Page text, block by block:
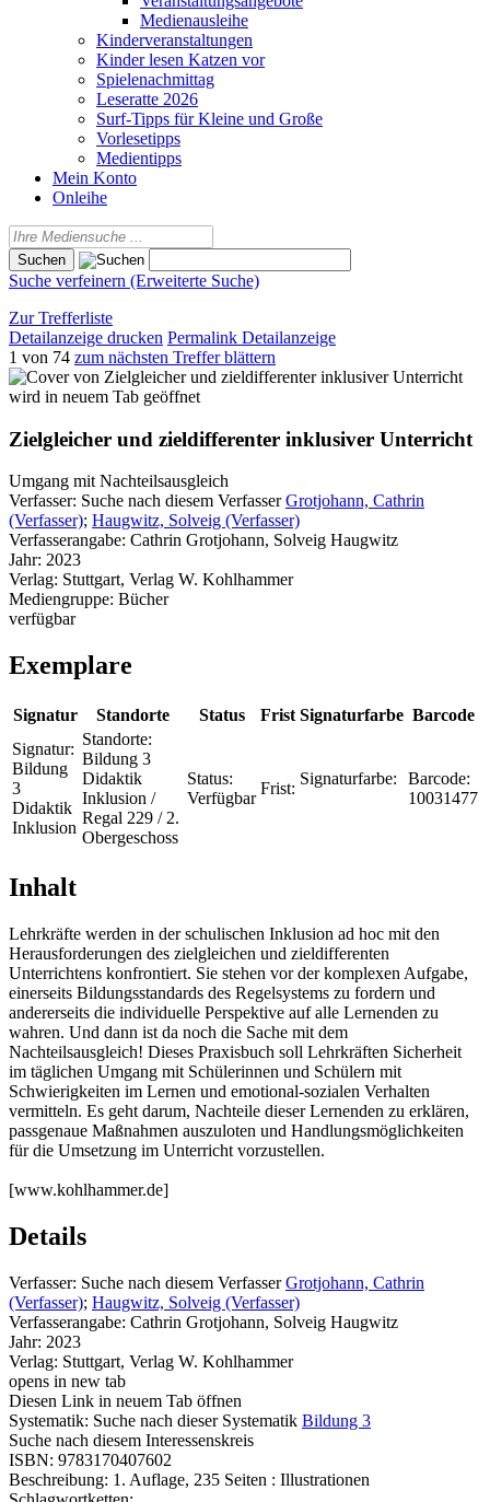
Medienausleihe
Kinderveranstaltungen
Kinder lesen Katzen vor
Spielenachmittag
Leseratte 2026
Surf-Tipps für Kleine und Große
Vorlesetipps
Medientipps
Mein Konto
Onleihe
Suche verfeinern (Erweiterte Suche)
Zur Trefferliste
Detailanzeige drucken Permalink Detailanzeige
1 von 74 zum nächsten Treffer blättern
wird in neuem Tab geöffnet
Zielgleicher und zieldifferenter inklusiver Unterricht
Umgang mit Nachteilsausgleich
Verfasser: Suche nach diesem Verfasser Grotjohann, Cathrin
(Verfasser); Haugwitz, Solveig (Verfasser)
Verfasserangabe: Cathrin Grotjohann, Solveig Haugwitz
Jahr: 2023
Verlag: Stuttgart, Verlag W. Kohlhammer
Mediengruppe: Bücher
verfügbar
Exemplare
Signatur Standorte Status Frist Signaturfarbe Barcode
Signatur:
Bildung
3
Didaktik
Inklusion
Standorte:
Bildung 3
Didaktik
Inklusion /
Regal 229 / 2.
Obergeschoss
Status:
Verfügbar
Frist:
Signaturfarbe:
Barcode:
10031477
Inhalt
Lehrkräfte werden in der schulischen Inklusion ad hoc mit den
Herausforderungen des zielgleichen und zieldifferenten
Unterrichtens konfrontiert. Sie stehen vor der komplexen Aufgabe,
einerseits Bildungsstandards des Regelsystems zu fordern und
andererseits die individuelle Perspektive auf alle Lernenden zu
wahren. Und dann ist da noch die Sache mit dem
Nachteilsausgleich! Dieses Praxisbuch soll Lehrkräften Sicherheit
im täglichen Umgang mit Schülerinnen und Schülern mit
Schwierigkeiten im Lernen und emotional-sozialen Verhalten
vermitteln. Es geht darum, Nachteile dieser Lernenden zu erklären,
passgenaue Maßnahmen auszuloten und Handlungsmöglichkeiten
für die Umsetzung im Unterricht vorzustellen.
[www.kohlhammer.de]
Details
Verfasser: Suche nach diesem Verfasser Grotjohann, Cathrin
(Verfasser); Haugwitz, Solveig (Verfasser)
Verfasserangabe: Cathrin Grotjohann, Solveig Haugwitz
Jahr: 2023
Verlag: Stuttgart, Verlag W. Kohlhammer
opens in new tab
Diesen Link in neuem Tab öffnen
Systematik: Suche nach dieser Systematik Bildung 3
Suche nach diesem Interessenskreis
ISBN: 9783170407602
Beschreibung: 1. Auflage, 235 Seiten : Illustrationen